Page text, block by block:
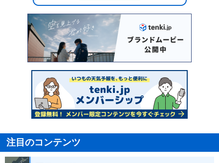
注目のコンテンツ